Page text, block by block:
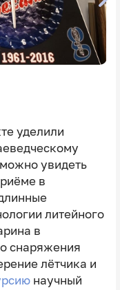
уделили
увидеть
в
литейного
в
снаряжения
лётчика и
научный